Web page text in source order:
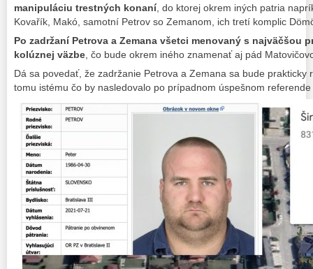
manipuláciu trestných konaní, do ktorej okrem iných patria
Kovařík, Makó, samotní Petrov so Zemanom, ich tretí komplic
Po zadržaní Petrova a Zemana všetci menovaný s najväčšou
kolúznej väzbe , čo bude okrem iného znamenať aj pád
Dá sa povedať, že zadržanie Petrova a Zemana sa bude prakticky
tomu istému čo by nasledovalo po prípadnom úspešnom